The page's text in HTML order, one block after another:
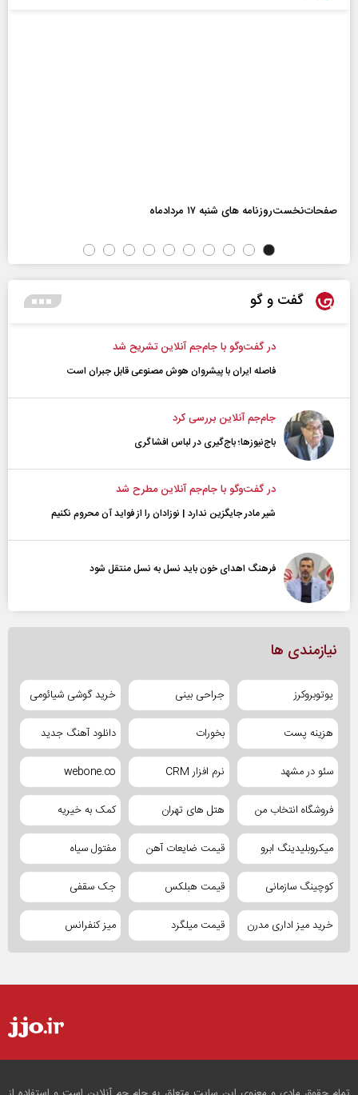
صفحات‌نخست‌روزنامه ها‌ی شنبه ۱۷ مردادماه
گفت و گو
در گفت‌و‌گو با جام‌جم آنلاین تشریح شد
فاصله ایران با پیشرو‌ان هوش مصنوعی قابل جبران است
جام‌جم آنلاین بررسی کرد
باج‌نیوزها؛ باج‌گیری در لباس افشاگری
در گفت‌و‌گو با جام‌جم آنلاین مطرح شد
شیر مادر جایگزین ندارد | نوزادان را از فواید آن محروم نکنیم
فرهنگ اهدای خون باید نسل به نسل منتقل شود
نیازمندی ها
یوتوبروکرز جراحی بینی خرید گوشی شیائومی
هزینه پست بخورات دانلود آهنگ جدید
سئو در مشهد نرم افزار CRM webone.co
فروشگاه انتخاب من هتل های تهران کمک به خیریه
میکروبلیدینگ ابرو قیمت ضایعات آهن مفتول سیاه
کوچینگ سازمانی قیمت هبلکس جک سقفی
خرید میز اداری مدرن قیمت میلگرد میز کنفرانس